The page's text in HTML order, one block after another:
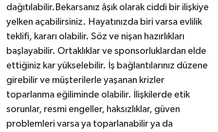
dağıtılabilir.Bekarsanız âşık olarak ciddi bir ilişkiye
yelken açabilirsiniz. Hayatınızda biri varsa evlilik
teklifi, kararı olabilir. Söz ve nişan hazırlıkları
başlayabilir. Ortaklıklar ve sponsorluklardan elde
ettiğiniz kar yükselebilir. İş bağlantılarınız düzene
girebilir ve müşterilerle yaşanan krizler
toparlanma eğiliminde olabilir. İlişkilerde etik
sorunlar, resmi engeller, haksızlıklar, güven
problemleri varsa ya toparlanabilir ya da